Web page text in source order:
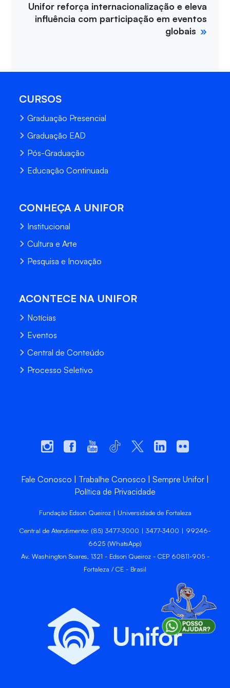
Unifor reforça internacionalização e eleva
influência com participação em eventos
globais
CURSOS
Graduação Presencial
Graduação EAD
Pós-Graduação
Educação Continuada
CONHEÇA A UNIFOR
Institucional
Cultura e Arte
Pesquisa e Inovação
ACONTECE NA UNIFOR
Notícias
Eventos
Central de Conteúdo
Processo Seletivo
Fale Conosco Trabalhe Conosco
Sempre Unifor
Política de Privacidade
Fundação Edson Queiroz | Universidade de Fortaleza
Central de Atendimento: (85) 3477-3000 | 3477-3400 | 99246-
6625 (WhatsApp)
Av. Washington Soares, 1321 - Edson Queiroz - CEP 60811-905 -
Fortaleza / CE - Brasil